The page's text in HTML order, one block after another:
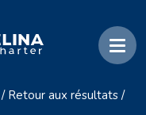
/ Retour aux résultats /